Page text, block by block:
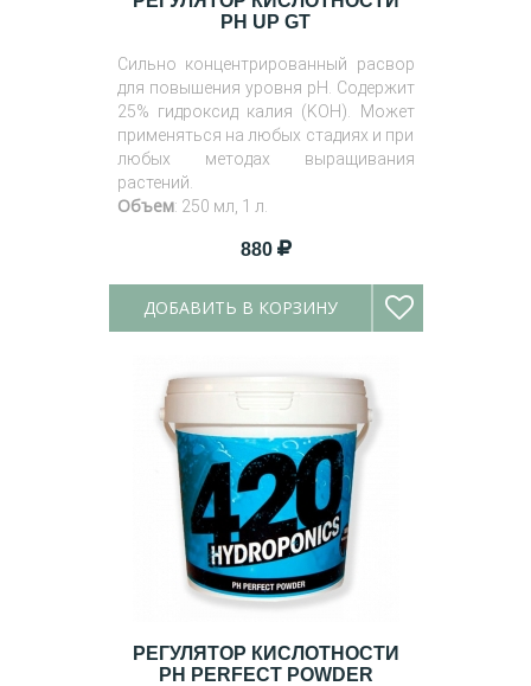
PH UP GT
Сильно концентрированный расвор
для повышения уровня pH. Содержит
25% гидроксид калия (KOH). Может
применяться на любых стадиях и при
любых методах выращивания
растений.
Объем: 250 мл, 1 л.
880
ДОБАВИТЬ В КОРЗИНУ
РЕГУЛЯТОР КИСЛОТНОСТИ
PH PERFECT POWDER